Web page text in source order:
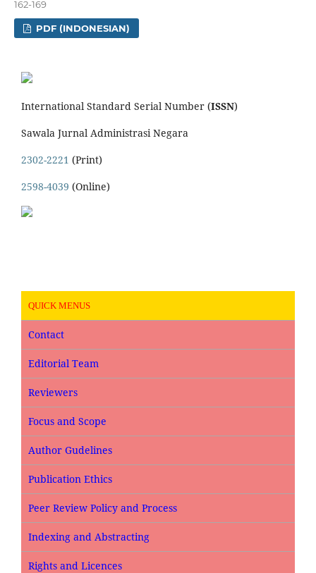
162-169
PDF (INDONESIAN)
International Standard Serial Number (ISSN)
Sawala Jurnal Administrasi Negara
2302-2221 (Print)
2598-4039 (Online)
QUICK MENUS
Contact
Editorial Team
Reviewers
Focus and Scope
Author Gudelines
Publication Ethics
Peer Review Policy and Process
Indexing and Abstracting
Rights and Licences